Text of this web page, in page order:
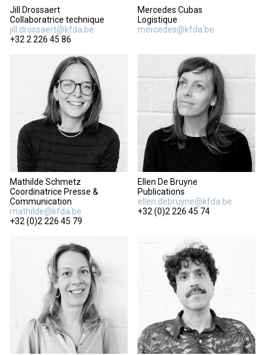
Jill Drossaert
Collaboratrice technique
jill.drossaert@kfda.be
+32 2 226 45 86
Mercedes Cubas
Logistique
mercedes@kfda.be
Mathilde Schmetz
Coordinatrice Presse &
Communication
mathilde@kfda.be
+32 (0)2 226 45 79
Ellen De Bruyne
Publications
ellen.debruyne@kfda.be
+32 (0)2 226 45 74